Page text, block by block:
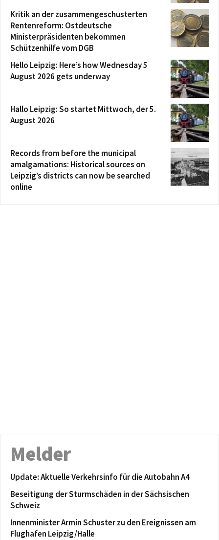
Kritik an der zusammengeschusterten
Rentenreform: Ostdeutsche
Ministerpräsidenten bekommen
Schützenhilfe vom DGB
Hello Leipzig: Here’s how Wednesday 5
August 2026 gets underway
Hallo Leipzig: So startet Mittwoch, der 5.
August 2026
Records from before the municipal
amalgamations: Historical sources on
Leipzig’s districts can now be searched
online
Melder
Update: Aktuelle Verkehrsinfo für die Autobahn A4
Beseitigung der Sturmschäden in der Sächsischen
Schweiz
Innenminister Armin Schuster zu den Ereignissen am
Flughafen Leipzig/Halle